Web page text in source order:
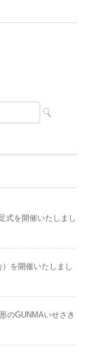
式を開催いたしまし
を開催いたしまし
GUNMAいせさき